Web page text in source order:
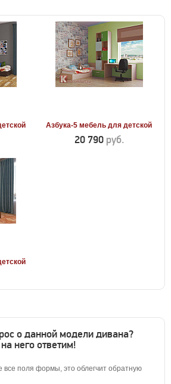
Азбука-5 мебель для детской
20 790 руб.
о данной модели дивана?
него ответим!
все поля формы, это облегчит обратную